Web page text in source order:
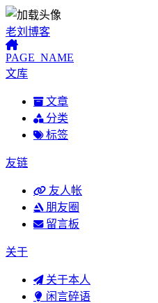
老刘博客
PAGE_NAME
文库
文章
分类
标签
友链
友人帐
朋友圈
留言板
关于
关于本人
闲言碎语